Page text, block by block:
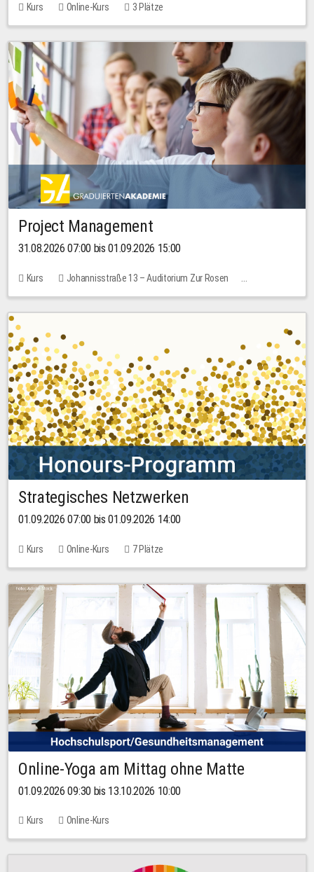
Kurs Online-Kurs 3 Plätze
Project Management
31.08.2026 07:00 bis 01.09.2026 15:00
Kurs
Johannisstraße 13 – Auditorium Zur Rosen
Keine freien Plätze
30,00 EUR
Strategisches Netzwerken
01.09.2026 07:00 bis 01.09.2026 14:00
Kurs Online-Kurs 7 Plätze
Online-Yoga am Mittag ohne Matte
01.09.2026 09:30 bis 13.10.2026 10:00
Kurs Online-Kurs